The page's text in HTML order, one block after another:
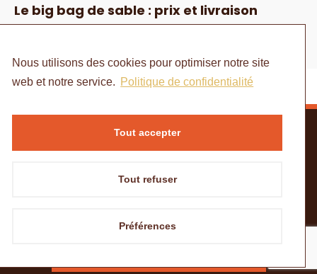
Le big bag de sable : prix et livraison
1 AOÛT 2024
ACCUEIL
MENTIONS LÉGALES
© Copyright - à portée de mains
Nous utilisons des cookies pour optimiser notre site
web et notre service. Politique de confidentialité
Tout accepter
Tout refuser
Préférences